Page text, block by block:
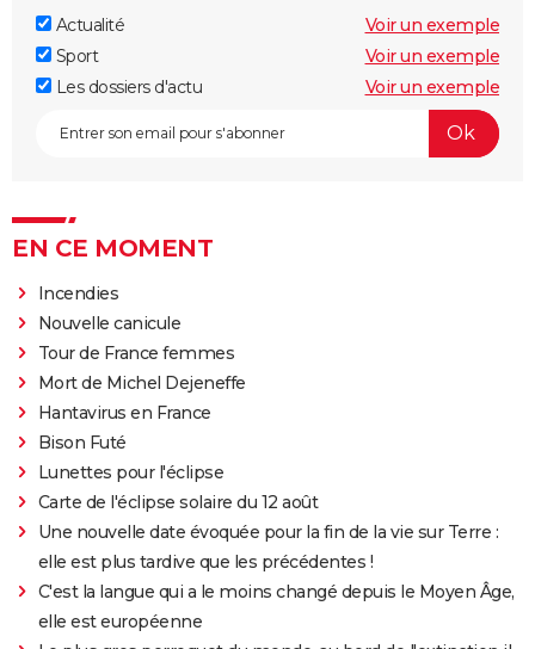
Actualité
Voir un exemple
Sport
Voir un exemple
Les dossiers d'actu
Voir un exemple
EN CE MOMENT
Incendies
Nouvelle canicule
Tour de France femmes
Mort de Michel Dejeneffe
Hantavirus en France
Bison Futé
Lunettes pour l'éclipse
Carte de l'éclipse solaire du 12 août
Une nouvelle date évoquée pour la fin de la vie sur Terre :
elle est plus tardive que les précédentes !
C'est la langue qui a le moins changé depuis le Moyen Âge,
elle est européenne